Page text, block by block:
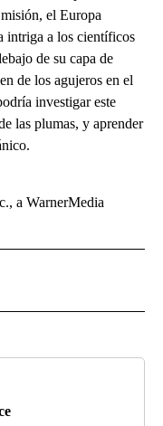
el Europa
intriga a los científicos
de su capa de
de los agujeros en el
investigar este
las plumas, y aprender
a WarnerMedia
NOTIFICATIONS ABOUT